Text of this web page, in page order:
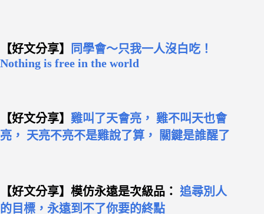
【好文分享】
同學會～只我一人沒白吃！
Nothing is free in the world
【好文分享】 雞叫了天會亮， 雞不叫天也會
亮， 天亮不亮不是雞說了算， 關鍵是誰醒了
【好文分享】模仿永遠是次級品： 追尋別人
的目標，永遠到不了你要的終點